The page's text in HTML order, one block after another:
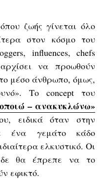
ζωής γίνεται όλο
στον κόσμο του
influences, chefs
να προωθούν
μέσο άνθρωπο, όμως,
Το concept του
– ανακυκλώνω»
ειδικά όταν στην
ένα γεμάτο κάδο
ελκυστικό. Οι
δε θα έπρεπε να το
εφικτό.